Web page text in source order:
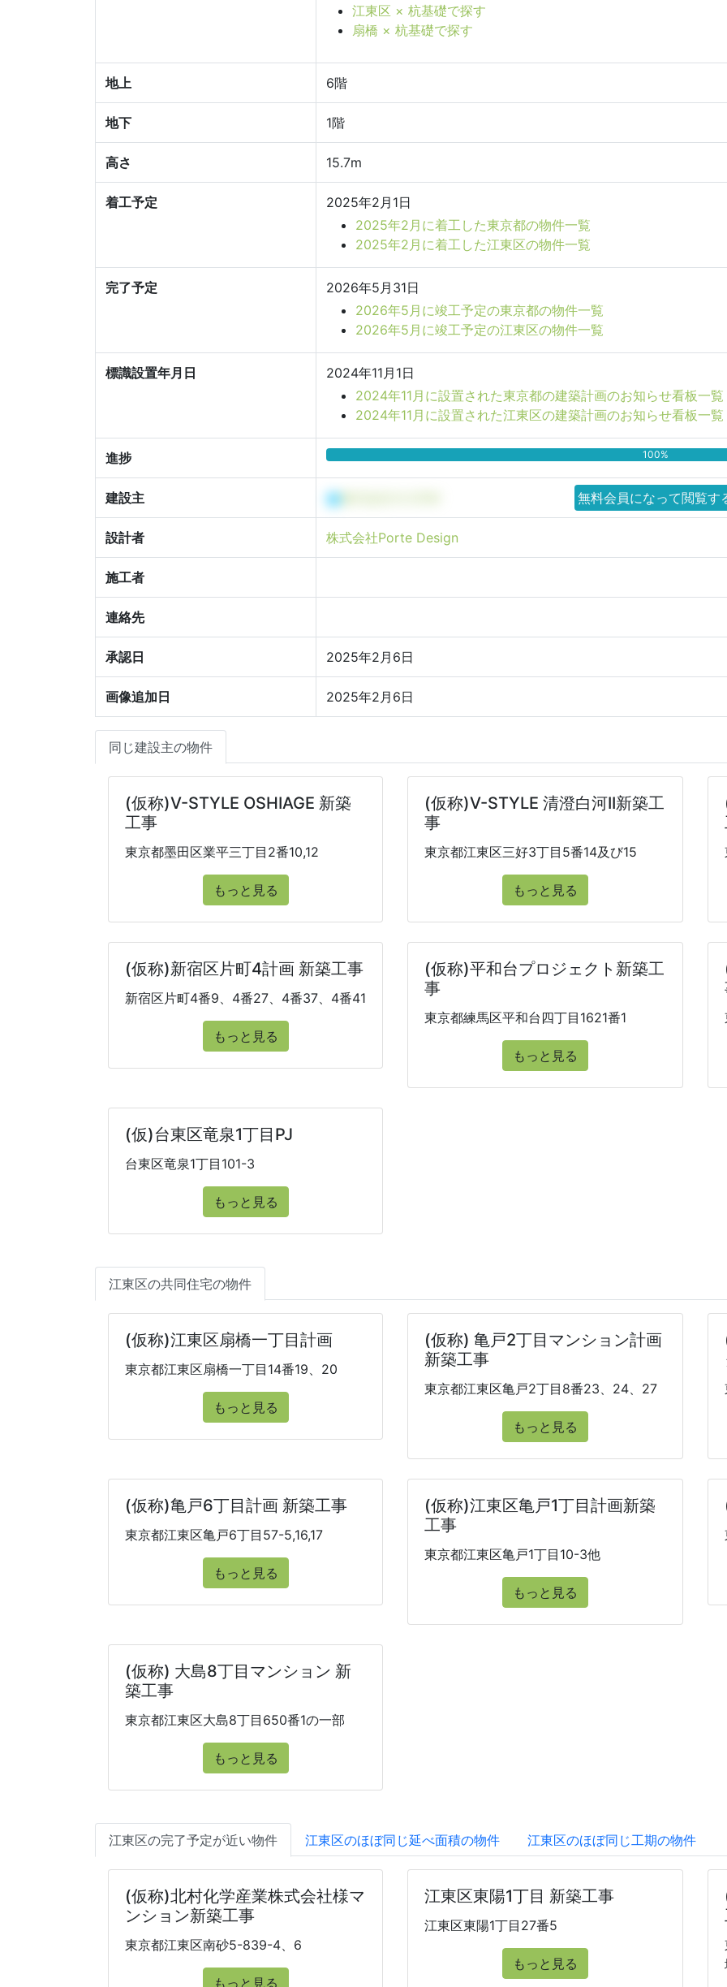
江東区 × 杭基礎で探す
扇橋 × 杭基礎で探す
地上 6階
地下 1階
高さ 15.7m
着工予定
2025年2月1日
2025年2月に着工した東京都の物件一覧
2025年2月に着工した江東区の物件一覧
完了予定
2026年5月31日
2026年5月に竣工予定の東京都の物件一覧
2026年5月に竣工予定の江東区の物件一覧
標識設置年月日
2024年11月1日
2024年11月に設置された東京都の建築計画のお知らせ看板一覧
2024年11月に設置された江東区の建築計画のお知らせ看板一覧
進捗 100%
建設主 無料会員になって閲覧す
設計者 株式会社Porte Design
施工者
連絡先
承認日 2025年2月6日
画像追加日 2025年2月6日
同じ建設主の物件
(仮称)V-STYLE OSHIAGE 新築
工事
東京都墨田区業平三丁目2番10,12
もっと見る
(仮称)V-STYLE 清澄白河II新築工
事
東京都江東区三好3丁目5番14及び15
もっと見る
(仮称)新宿区片町4計画 新築工事
新宿区片町4番9、4番27、4番37、4番41
もっと見る
(仮称)平和台プロジェクト新築工
事
東京都練馬区平和台四丁目1621番1
もっと見る
(仮)台東区竜泉1丁目PJ
台東区竜泉1丁目101-3
もっと見る
江東区の共同住宅の物件
(仮称)江東区扇橋一丁目計画
東京都江東区扇橋一丁目14番19、20
もっと見る
(仮称) 亀戸2丁目マンション計画
新築工事
東京都江東区亀戸2丁目8番23、24、27
もっと見る
(仮称)亀戸6丁目計画 新築工事
東京都江東区亀戸6丁目57-5,16,17
もっと見る
(仮称)江東区亀戸1丁目計画新築
工事
東京都江東区亀戸1丁目10-3他
もっと見る
(仮称) 大島8丁目マンション 新
築工事
東京都江東区大島8丁目650番1の一部
もっと見る
江東区の完了予定が近い物件 江東区のほぼ同じ延べ面積の物件 江東区のほぼ同じ工期の物件
(仮称)北村化学産業株式会社様マ
ンション新築工事
東京都江東区南砂5-839-4、6
もっと見る
江東区東陽1丁目 新築工事
江東区東陽1丁目27番5
もっと見る